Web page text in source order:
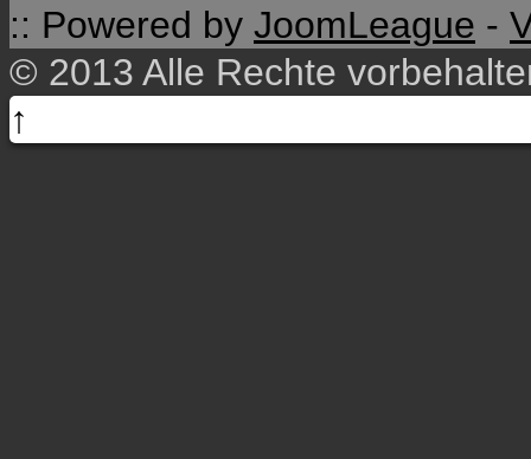
:: Powered by JoomLeague -
© 2013 Alle Rechte
↑